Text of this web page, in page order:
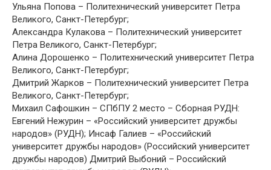
Ульяна Попова – Политехнический университет Петра
Великого, Санкт-Петербург;
Александра Кулакова – Политехнический университет
Петра Великого, Санкт-Петербург;
Алина Дорошенко – Политехнический университет Петра
Великого, Санкт-Петербург;
Дмитрий Жарков – Политехнический университет Петра
Великого, Санкт-Петербург;
Михаил Сафошкин – СПбПУ 2 место – Сборная РУДН:
Евгений Нежурин – «Российский университет дружбы
народов» (РУДН); Инсаф Галиев – «Российский
университет дружбы народов» (Российский университет
дружбы народов) Дмитрий Выбоний – Российский